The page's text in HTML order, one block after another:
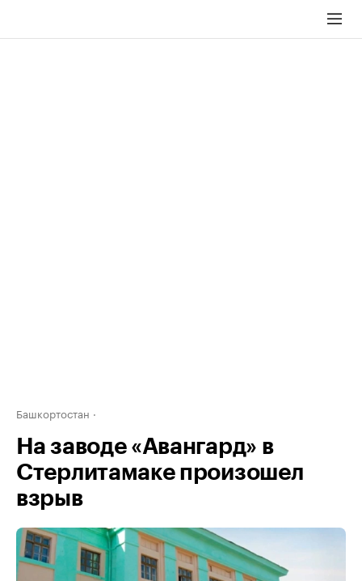
Башкортостан
На заводе «Авангард» в
Стерлитамаке произошел
взрыв